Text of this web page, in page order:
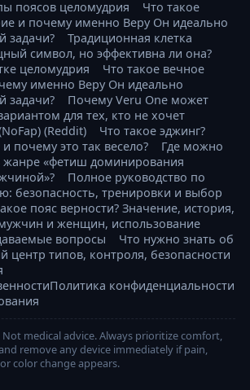
поясов целомудрия
Что такое
и почему именно Веру Он идеально
задачи?
Традиционная клетка
символ, но эффективна ли она?
целомудрия
Что такое вечное
именно Веру Он идеально
задачи?
Почему Veru One может
для тех, кто не хочет
(Reddit)
Что такое эджинг?
почему это так весело?
Где можно
жанре «фетиш доминирования
Полное руководство по
безопасность, тренировки и выбор
пояс верности? Значение, история,
мужчин и женщин, использование
вопросы
Что нужно знать об
центр типов, контроля, безопасности
Политика конфиденциальности
medical advice. Always prioritize comfort,
remove any device immediately if pain,
color change appears.